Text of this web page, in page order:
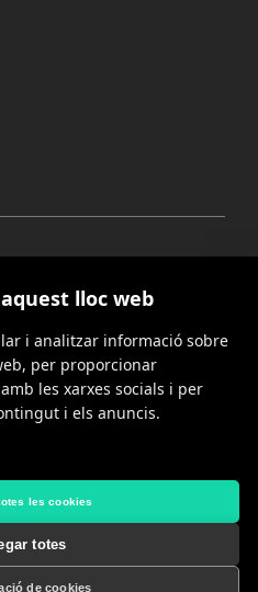
lloc web
i analitzar informació sobre
per proporcionar
les xarxes socials i per
i els anuncis.
les cookies
totes
de cookies